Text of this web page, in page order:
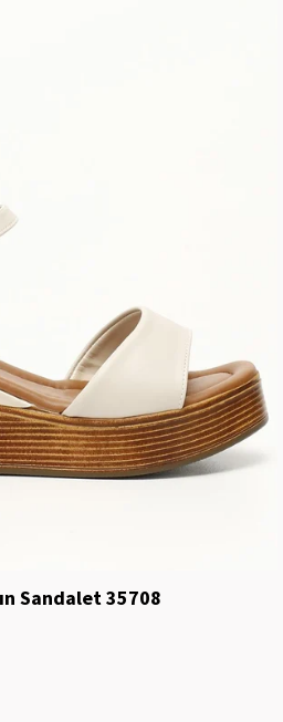
Sandalet 35708